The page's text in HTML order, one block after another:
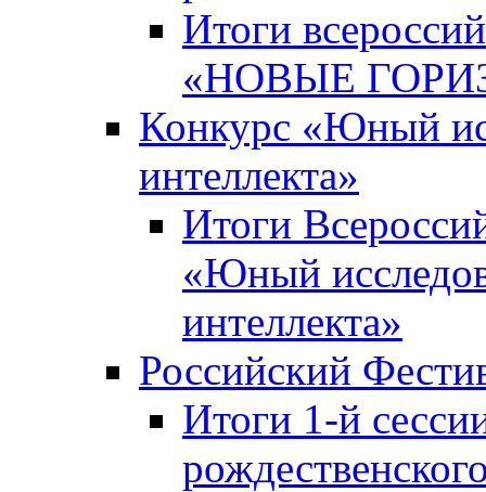
Итоги
«НОВЫЕ
Конкурс «Юный
интеллекта»
Итоги
«Юный
интеллекта»
Российский
Итоги 1-й